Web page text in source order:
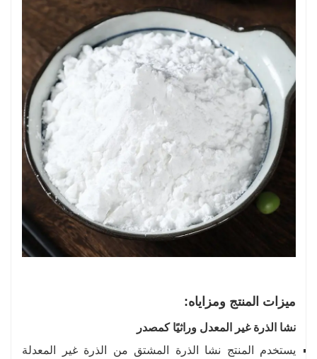
ميزات المنتج ومزاياه:
نشا الذرة غير المعدل وراثيًا كمصدر
يستخدم المنتج نشا الذرة المشتق من الذرة غير المعدلة